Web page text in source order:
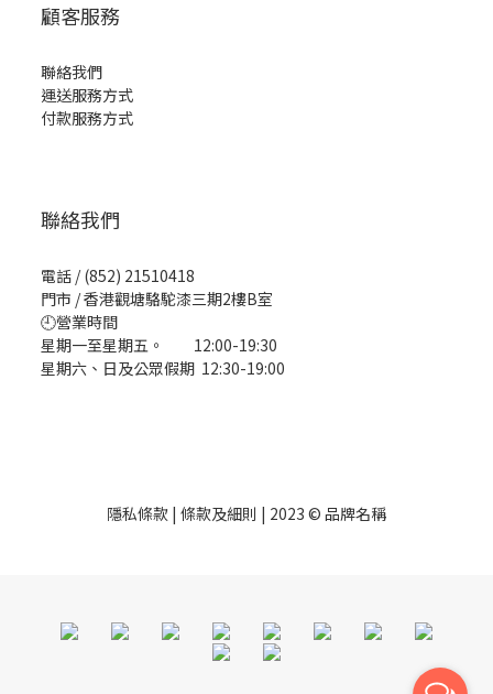
顧客服務
聯絡我們
運送服務方式
付款服務方式
聯絡我們
電話 / (852) 21510418
門市 / 香港觀塘駱駝漆三期2樓B室
🕘營業時間
星期一至星期五。 12:00-19:30
星期六、日及公眾假期 12:30-19:00
隱私條款 | 條款及細則 | 2023 © 品牌名稱